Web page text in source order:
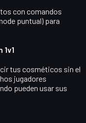
con comandos
puntual) para
tus cosméticos sin el
jugadores
pueden usar sus